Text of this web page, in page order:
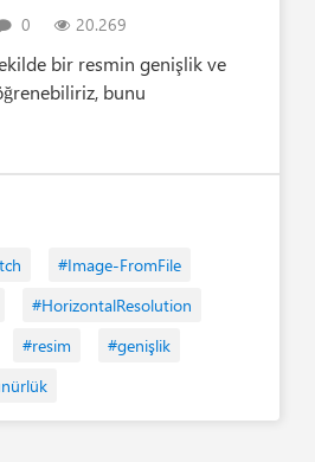
0 20.269
bir resmin genişlik ve
bunu
#Image-FromFile
#HorizontalResolution
#resim
#genişlik